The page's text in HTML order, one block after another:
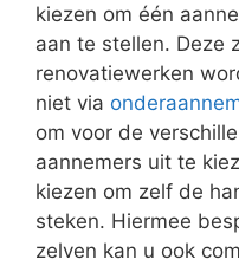
kiezen om één
aan te stellen. Deze
renovatiewerken
niet via
om voor de
aannemers uit te
kiezen om zelf de
steken. Hiermee
zelven kan u ook